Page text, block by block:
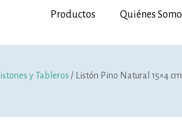
Productos Quiénes
Listones y Tableros / Listón Pino Natural 15×4